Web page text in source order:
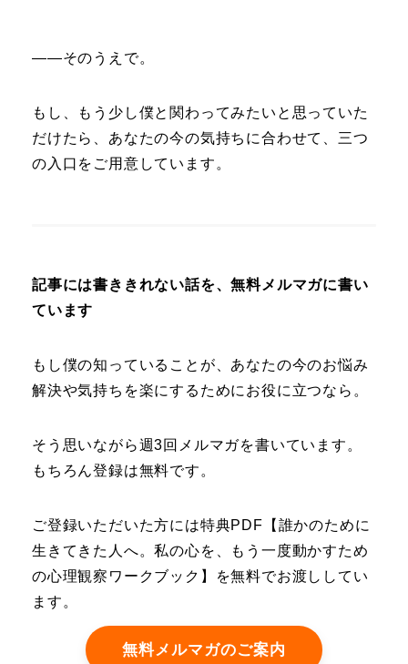
――そのうえで。
もし、もう少し僕と関わってみたいと思っていた
だけたら、あなたの今の気持ちに合わせて、三つ
の入口をご用意しています。
記事には書ききれない話を、無料メルマガに書い
ています
もし僕の知っていることが、あなたの今のお悩み
解決や気持ちを楽にするためにお役に立つなら。
そう思いながら週3回メルマガを書いています。
もちろん登録は無料です。
ご登録いただいた方には特典PDF【誰かのために
生きてきた人へ。私の心を、もう一度動かすため
の心理観察ワークブック】を無料でお渡ししてい
ます。
無料メルマガのご案内